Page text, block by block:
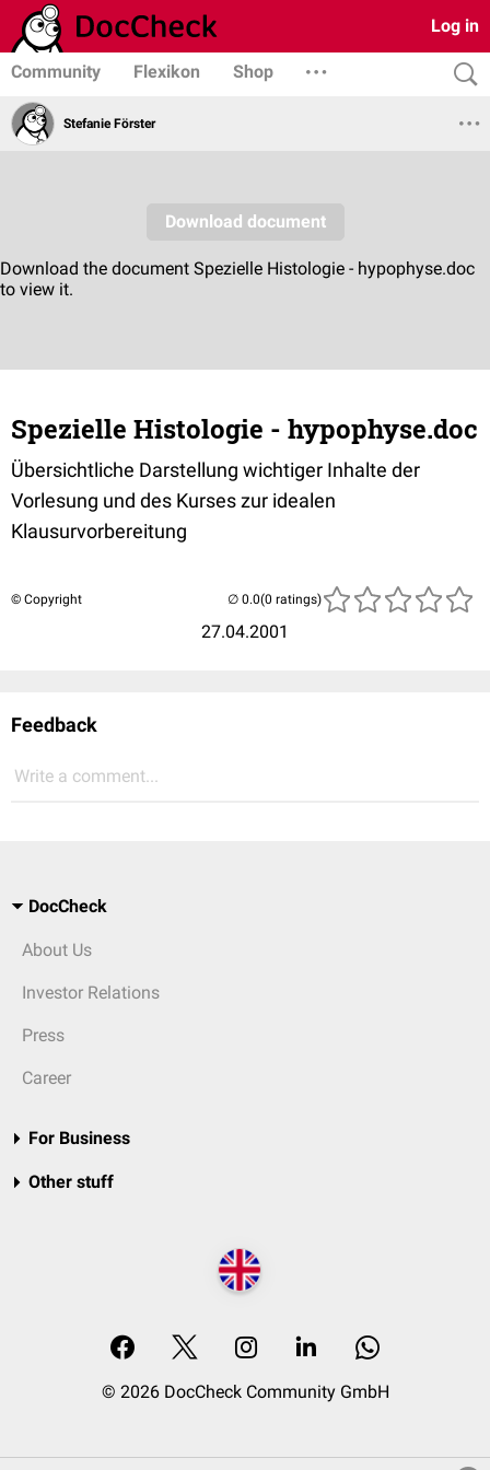
Log in
Community Flexikon Shop
Stefanie Förster
Spezielle Histologie - hypophyse.doc
Übersichtliche Darstellung wichtiger Inhalte der
Vorlesung und des Kurses zur idealen
Klausurvorbereitung
© Copyright
27.04.2001
(0 ratings)
Feedback
Write a comment...
DocCheck
About Us
Investor Relations
Press
Career
For Business
Other stuff
© 2026 DocCheck Community GmbH